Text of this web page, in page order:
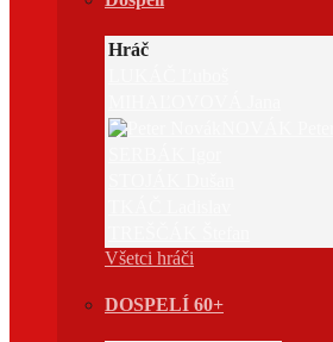
Hráč
Všetci hráči
DOSPELÍ 60+